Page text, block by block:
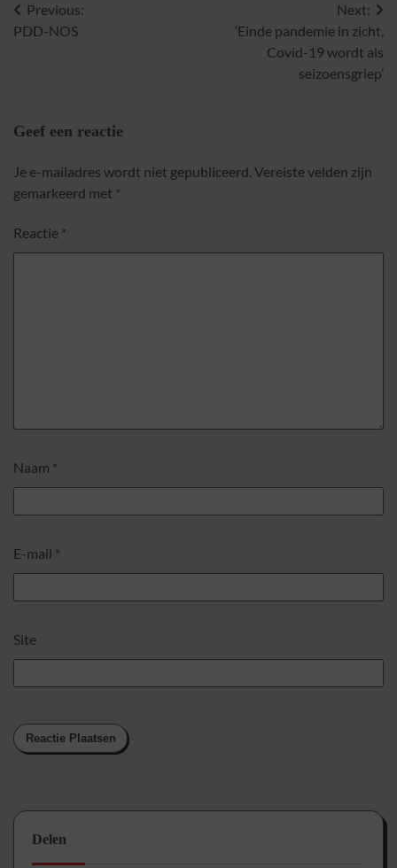
Bericht
Previous:
PDD-NOS
Next:
‘Einde pandemie in zicht,
Covid-19 wordt als
seizoensgriep’
Geef een reactie
Je e-mailadres wordt niet gepubliceerd. Vereiste velden zijn
gemarkeerd met *
Reactie *
Naam *
E-mail *
Site
Delen